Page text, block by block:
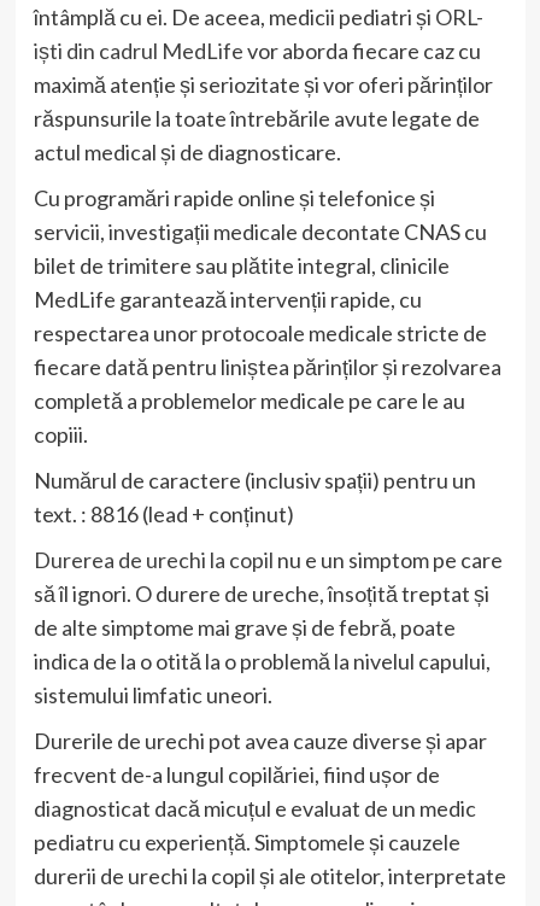
întâmplă cu ei. De aceea, medicii pediatri și ORL-
iști din cadrul MedLifevor aborda fiecare caz cu
maximă atenție și seriozitate și vor oferi părinților
răspunsurile la toate întrebările avute legate de
actul medical și de diagnosticare.
Cu programări rapide online și telefonice și
servicii, investigații medicale decontate CNAS cu
bilet de trimitere sau plătite integral, clinicile
MedLife garantează intervenții rapide, cu
respectarea unor protocoale medicale stricte de
fiecare dată pentru liniștea părinților și rezolvarea
completă a problemelor medicale pe care le au
copiii.
Numărul de caractere (inclusiv spații) pentru un
text. : 8816 (lead + conținut)
Durerea de urechi la copil nu e un simptom pe care
să îl ignori. O durere de ureche, însoțită treptat și
de alte simptome mai grave și de febră, poate
indica de la o otită la o problemă la nivelul capului,
sistemului limfatic uneori.
Durerile de urechi pot avea cauze diverse și apar
frecvent de-a lungul copilăriei, fiind ușor de
diagnosticat dacă micuțul e evaluat de un medic
pediatru cu experiență. Simptomele și cauzele
durerii de urechi la copil și ale otitelor, interpretate